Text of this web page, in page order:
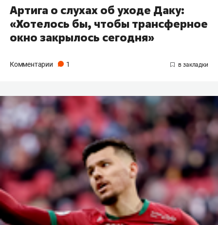
Артига о слухах об уходе Даку:
«Хотелось бы, чтобы трансферное
окно закрылось сегодня»
Комментарии 1